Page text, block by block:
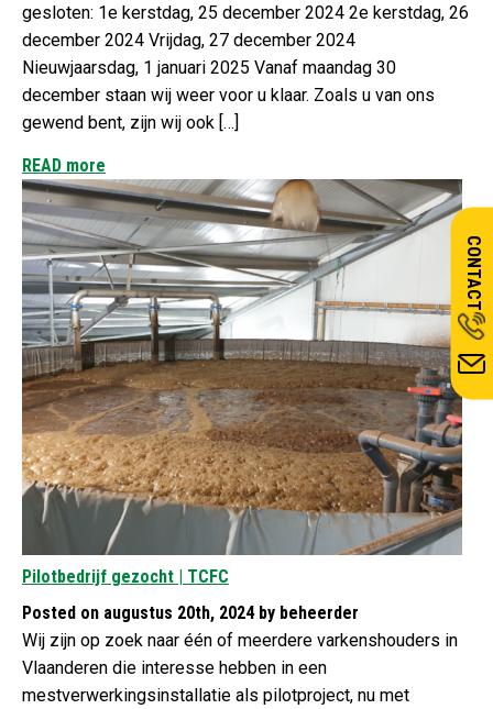
gesloten: 1e kerstdag, 25 december 2024 2e kerstdag, 26
december 2024 Vrijdag, 27 december 2024
Nieuwjaarsdag, 1 januari 2025 Vanaf maandag 30
december staan wij weer voor u klaar. Zoals u van ons
gewend bent, zijn wij ook […]
READ more
Pilotbedrijf gezocht | TCFC
Posted on augustus 20th, 2024 by beheerder
Wij zijn op zoek naar één of meerdere varkenshouders in
Vlaanderen die interesse hebben in een
mestverwerkingsinstallatie als pilotproject, nu met
CONTACT